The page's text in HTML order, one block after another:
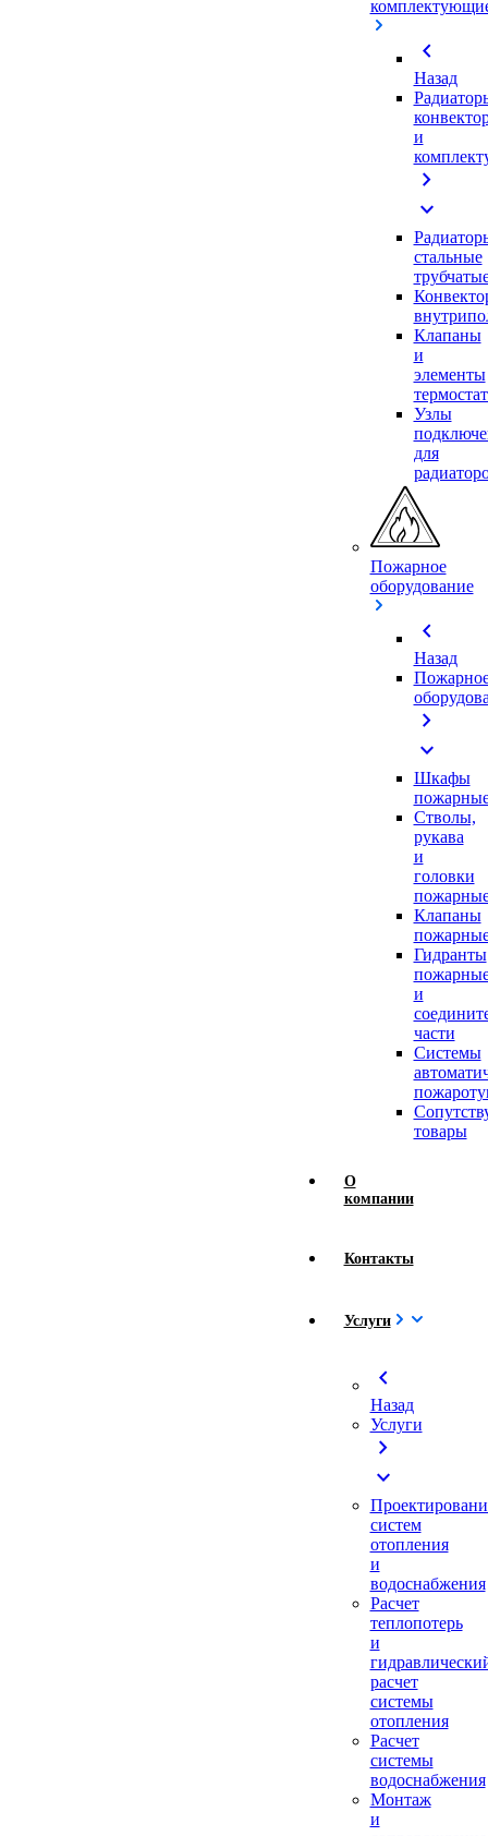
chevron_left
Назад
и
chevron_right
expand_more
стальные
Клапаны
и
элементы
Узлы
для
Пожарное
оборудование
chevron_left
Назад
chevron_right
expand_more
Шкафы
Стволы,
рукава
и
головки
Клапаны
Гидранты
и
части
Системы
товары
О
компании
Контакты
Услуги
chevron_left
Назад
Услуги
chevron_right
expand_more
систем
отопления
и
водоснабжения
Расчет
теплопотерь
и
расчет
системы
отопления
Расчет
системы
водоснабжения
Монтаж
и